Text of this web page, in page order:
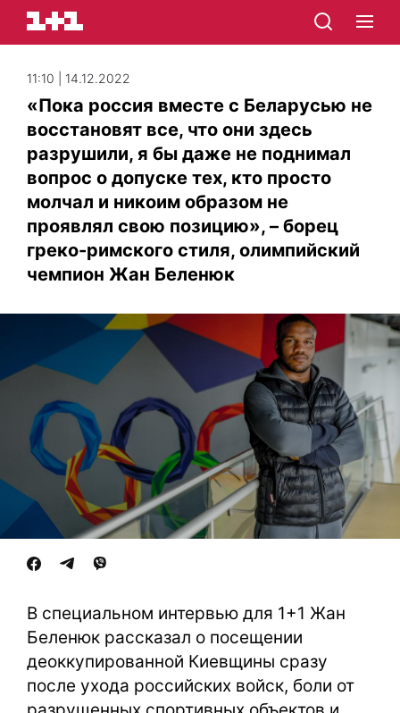
11:10 | 14.12.2022
«Пока россия вместе с Беларусью не
восстановят все, что они здесь
разрушили, я бы даже не поднимал
вопрос о допуске тех, кто просто
молчал и никоим образом не
проявлял свою позицию», – борец
греко-римского стиля, олимпийский
чемпион Жан Беленюк
В специальном интервью для 1+1 Жан
Беленюк рассказал о посещении
деоккупированной Киевщины сразу
после ухода российских войск, боли от